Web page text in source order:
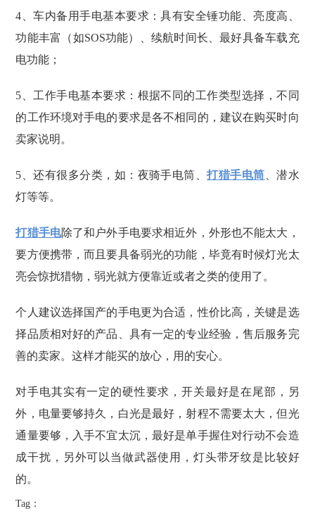
4、车内备用手电基本要求：具有安全锤功能、亮度高、
功能丰富（如SOS功能）、续航时间长、最好具备车载充
电功能；
5、工作手电基本要求：根据不同的工作类型选择，不同
的工作环境对手电的要求是各不相同的，建议在购买时向
卖家说明。
5、还有很多分类，如：夜骑手电筒、打猎手电筒 、潜水
灯等等。
打猎手电除了和户外手电要求相近外，外形也不能太大，
要方便携带，而且要具备弱光的功能，毕竟有时候灯光太
亮会惊扰猎物，弱光就方便靠近或者之类的使用了。
个人建议选择国产的手电更为合适，性价比高，关键是选
择品质相对好的产品、具有一定的专业经验，售后服务完
善的卖家。这样才能买的放心，用的安心。
对手电其实有一定的硬性要求，开关最好是在尾部，另
外，电量要够持久，白光是最好，射程不需要太大，但光
通量要够，入手不宜太沉，最好是单手握住对行动不会造
成干扰，另外可以当做武器使用，灯头带牙纹是比较好
的。
Tag：